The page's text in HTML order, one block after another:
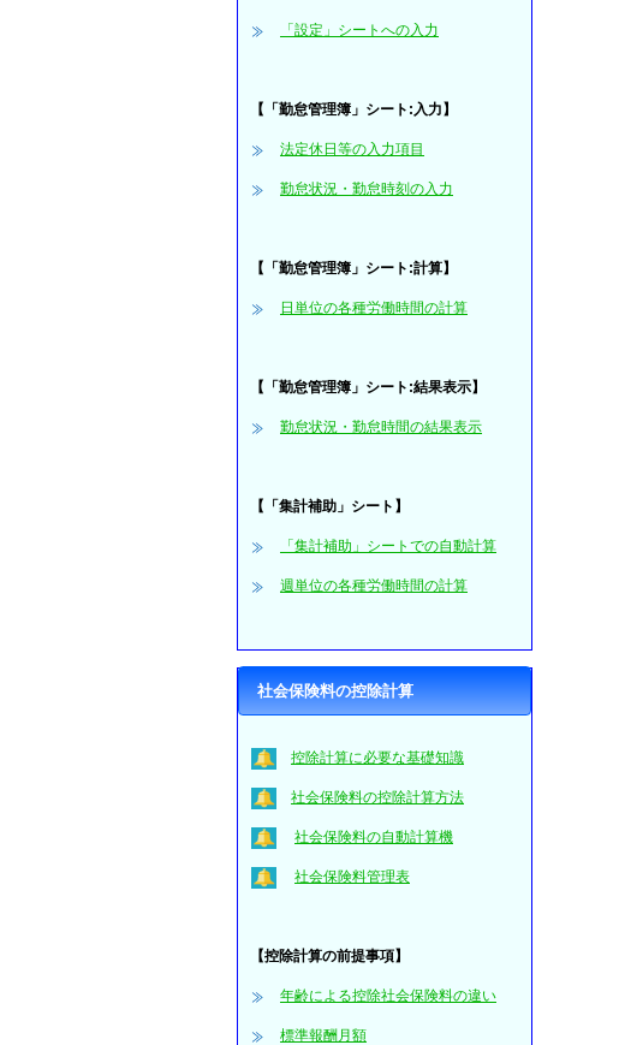
「設定」シートへの入力
【「勤怠管理簿」シート:入力】
法定休日等の入力項目
勤怠状況・勤怠時刻の入力
【「勤怠管理簿」シート:計算】
日単位の各種労働時間の計算
【「勤怠管理簿」シート:結果表示】
勤怠状況・勤怠時間の結果表示
【「集計補助」シート】
「集計補助」シートでの自動計算
週単位の各種労働時間の計算
社会保険料の控除計算
控除計算に必要な基礎知識
社会保険料の控除計算方法
社会保険料の自動計算機
社会保険料管理表
【控除計算の前提事項】
年齢による控除社会保険料の違い
標準報酬月額